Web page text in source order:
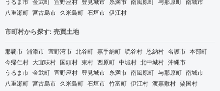
八重瀬町 宮古島市 久米島町 石垣市 伊江村
市町村から探す: 売買土地
那覇市 浦添市 宜野湾市 北谷町 嘉手納町 読谷村 恩納村 名護市 本部町
今帰仁村 大宜味村 国頭村 東村 西原町 中城村 北中城村 沖縄市
うるま市 金武町 宜野座村 豊見城市 糸満市 南風原町 与那原町 南城市
八重瀬町 宮古島市 久米島町 石垣市 竹富町 伊江村 渡嘉敷村 粟国村